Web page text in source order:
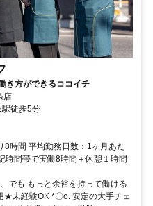
き方ができるココイチ
店
駅徒歩5分
8時間 平均勤務日数：1ヶ月あた
間帯で実働8時間＋休憩１時間
でも もっと余裕を持って働ける
★未経験OK *〇o. 安定の大手チェ